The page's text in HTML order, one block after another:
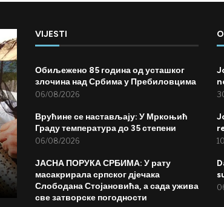
VIJESTI
Обиљежено 85 година од усташког
злочина над Србима у Пребиловцима
06/08/2026
Врућине се настављају: У Мркоњић
Граду температура до 35 степени
06/08/2026
ЈАСНА ПОРУКА СРБИМА: У рату
масакрирала српског дјечака
Слободана Стојановића, а сада ужива
све затворске погодности